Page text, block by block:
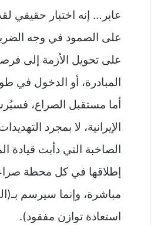
عابر… إنه اختبار حقيقي
على الصمود في وجه
على تحويل الأزمة إلى
المبادرة، أو الدخول في
أما مستقبل الصراع،
الإيرانية، لا بمجرد
الصاخبة التي دأبت قيادة
إطلاقها في كل محطة
مباشرة، وإنما سيرسم
استعادة توازن مفقود).